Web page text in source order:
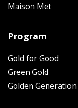
Maison Met
Program
Gold for Good
Green Gold
Golden Generation